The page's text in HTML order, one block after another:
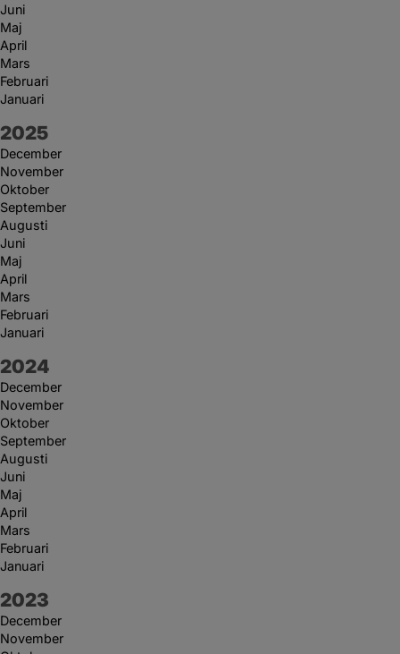
Juni
Maj
April
Mars
Februari
Januari
År:
2025
December
November
Oktober
September
Augusti
Juni
Maj
April
Mars
Februari
Januari
År:
2024
December
November
Oktober
September
Augusti
Juni
Maj
April
Mars
Februari
Januari
År:
2023
December
November